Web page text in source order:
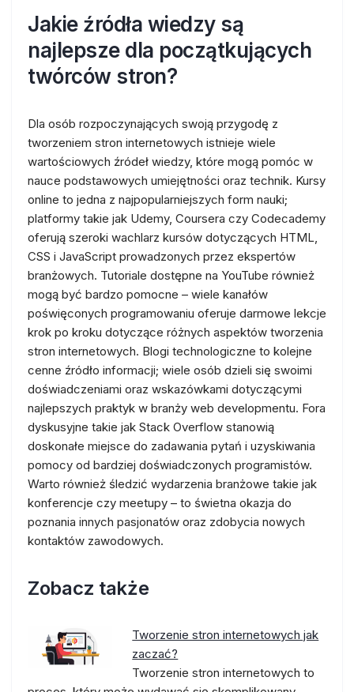
Jakie źródła wiedzy są
najlepsze dla początkujących
twórców stron?
Dla osób rozpoczynających swoją przygodę z
tworzeniem stron internetowych istnieje wiele
wartościowych źródeł wiedzy, które mogą pomóc w
nauce podstawowych umiejętności oraz technik. Kursy
online to jedna z najpopularniejszych form nauki;
platformy takie jak Udemy, Coursera czy Codecademy
oferują szeroki wachlarz kursów dotyczących HTML,
CSS i JavaScript prowadzonych przez ekspertów
branżowych. Tutoriale dostępne na YouTube również
mogą być bardzo pomocne – wiele kanałów
poświęconych programowaniu oferuje darmowe lekcje
krok po kroku dotyczące różnych aspektów tworzenia
stron internetowych. Blogi technologiczne to kolejne
cenne źródło informacji; wiele osób dzieli się swoimi
doświadczeniami oraz wskazówkami dotyczącymi
najlepszych praktyk w branży web developmentu. Fora
dyskusyjne takie jak Stack Overflow stanowią
doskonałe miejsce do zadawania pytań i uzyskiwania
pomocy od bardziej doświadczonych programistów.
Warto również śledzić wydarzenia branżowe takie jak
konferencje czy meetupy – to świetna okazja do
poznania innych pasjonatów oraz zdobycia nowych
kontaktów zawodowych.
Zobacz także
Tworzenie stron internetowych jak
zaczać?
Tworzenie stron internetowych to